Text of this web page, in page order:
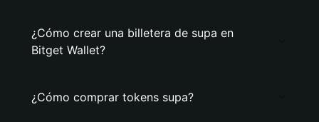
¿Cómo crear una billetera de supa en
Bitget Wallet?
¿Cómo comprar tokens supa?